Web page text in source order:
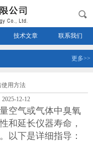
技术文章 联系我们
更多>>
使用方法
12-12
空气或气体中臭氧
和延长仪器寿命，
以下是详细指导：